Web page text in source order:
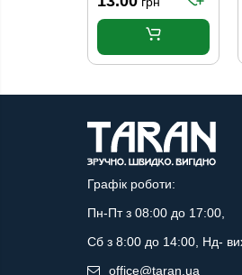
Графік роботи:
Пн-Пт з 08:00 до 17:00,
Сб з 8:00 до 14:00, Нд-
office@taran.ua